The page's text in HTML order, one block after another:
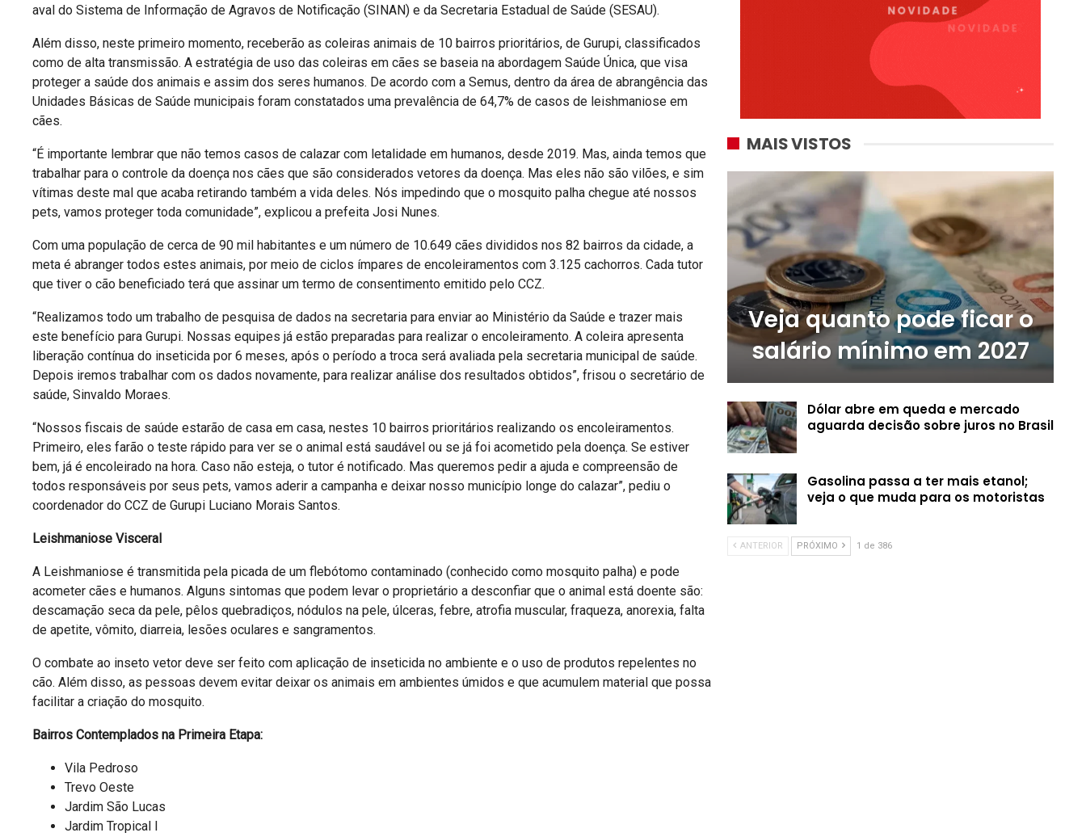
aval do Sistema de Informação de Agravos de Notificação (SINAN) e da Secretaria Estadual de Saúde (SESAU).
Além disso, neste primeiro momento, receberão as coleiras animais de 10 bairros prioritários, de Gurupi, classificados
como de alta transmissão. A estratégia de uso das coleiras em cães se baseia na abordagem Saúde Única, que visa
proteger a saúde dos animais e assim dos seres humanos. De acordo com a Semus, dentro da área de abrangência das
Unidades Básicas de Saúde municipais foram constatados uma prevalência de 64,7% de casos de leishmaniose em
cães.
“É importante lembrar que não temos casos de calazar com letalidade em humanos, desde 2019. Mas, ainda temos que
trabalhar para o controle da doença nos cães que são considerados vetores da doença. Mas eles não são vilões, e sim
vítimas deste mal que acaba retirando também a vida deles. Nós impedindo que o mosquito palha chegue até nossos
pets, vamos proteger toda comunidade”, explicou a prefeita Josi Nunes.
Com uma população de cerca de 90 mil habitantes e um número de 10.649 cães divididos nos 82 bairros da cidade, a
meta é abranger todos estes animais, por meio de ciclos ímpares de encoleiramentos com 3.125 cachorros. Cada tutor
que tiver o cão beneficiado terá que assinar um termo de consentimento emitido pelo CCZ.
“Realizamos todo um trabalho de pesquisa de dados na secretaria para enviar ao Ministério da Saúde e trazer mais
este benefício para Gurupi. Nossas equipes já estão preparadas para realizar o encoleiramento. A coleira apresenta
liberação contínua do inseticida por 6 meses, após o período a troca será avaliada pela secretaria municipal de saúde.
Depois iremos trabalhar com os dados novamente, para realizar análise dos resultados obtidos”, frisou o secretário de
saúde, Sinvaldo Moraes.
“Nossos fiscais de saúde estarão de casa em casa, nestes 10 bairros prioritários realizando os encoleiramentos.
Primeiro, eles farão o teste rápido para ver se o animal está saudável ou se já foi acometido pela doença. Se estiver
bem, já é encoleirado na hora. Caso não esteja, o tutor é notificado. Mas queremos pedir a ajuda e compreensão de
todos responsáveis por seus pets, vamos aderir a campanha e deixar nosso município longe do calazar”, pediu o
coordenador do CCZ de Gurupi Luciano Morais Santos.
Leishmaniose Visceral
A Leishmaniose é transmitida pela picada de um flebótomo contaminado (conhecido como mosquito palha) e pode
acometer cães e humanos. Alguns sintomas que podem levar o proprietário a desconfiar que o animal está doente são:
descamação seca da pele, pêlos quebradiços, nódulos na pele, úlceras, febre, atrofia muscular, fraqueza, anorexia, falta
de apetite, vômito, diarreia, lesões oculares e sangramentos.
O combate ao inseto vetor deve ser feito com aplicação de inseticida no ambiente e o uso de produtos repelentes no
cão. Além disso, as pessoas devem evitar deixar os animais em ambientes úmidos e que acumulem material que possa
facilitar a criação do mosquito.
Bairros Contemplados na Primeira Etapa:
Vila Pedroso
Trevo Oeste
Jardim São Lucas
Jardim Tropical I
MAIS VISTOS
Veja quanto pode ficar o
salário mínimo em 2027
Dólar abre em queda e mercado
aguarda decisão sobre juros no Brasil
Gasolina passa a ter mais etanol;
veja o que muda para os motoristas
ANTERIOR PRÓXIMO 1 de 386